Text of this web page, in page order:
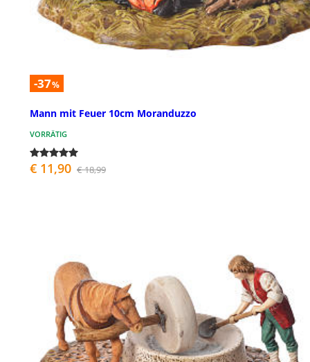
-37%
Mann mit Feuer 10cm Moranduzzo
VORRÄTIG
€ 11,90 € 18,99